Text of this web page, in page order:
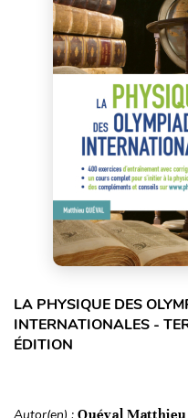
LA PHYSIQUE DES
INTERNATIONALES -
ÉDITION
Quéval Matthieu